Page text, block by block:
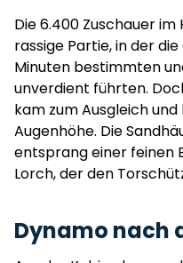
Die 6.400 Zuschauer
rassige Partie, in der
Minuten bestimmten
unverdient führten.
kam zum Ausgleich
Augenhöhe. Die
entsprang einer feinen
Lorch, der den
Dynamo nach